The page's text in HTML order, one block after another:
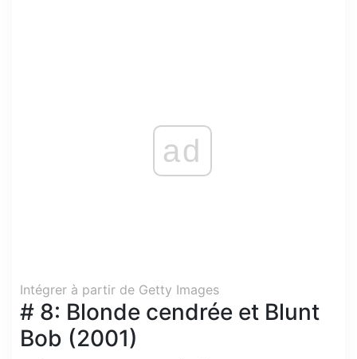
ad
Intégrer à partir de Getty Images
# 8: Blonde cendrée et Blunt
Bob (2001)